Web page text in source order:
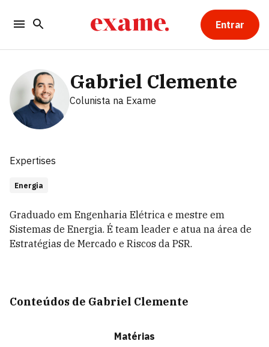
Entrar
Gabriel Clemente
Colunista na Exame
Expertises
Energia
Graduado em Engenharia Elétrica e mestre em
Sistemas de Energia. É team leader e atua na área de
Estratégias de Mercado e Riscos da PSR.
Conteúdos de Gabriel Clemente
Matérias